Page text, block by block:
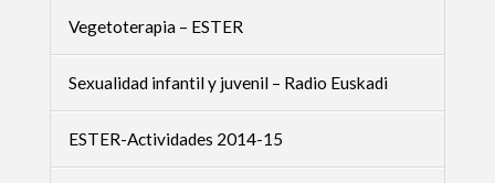
Vegetoterapia – ESTER
Sexualidad infantil y juvenil – Radio Euskadi
ESTER-Actividades 2014-15